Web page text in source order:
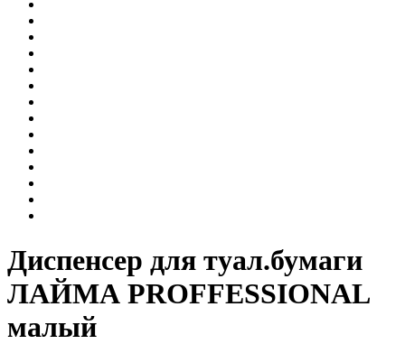
Диспенсер для туал.бумаги
ЛАЙМА PROFFESSIONAL
малый